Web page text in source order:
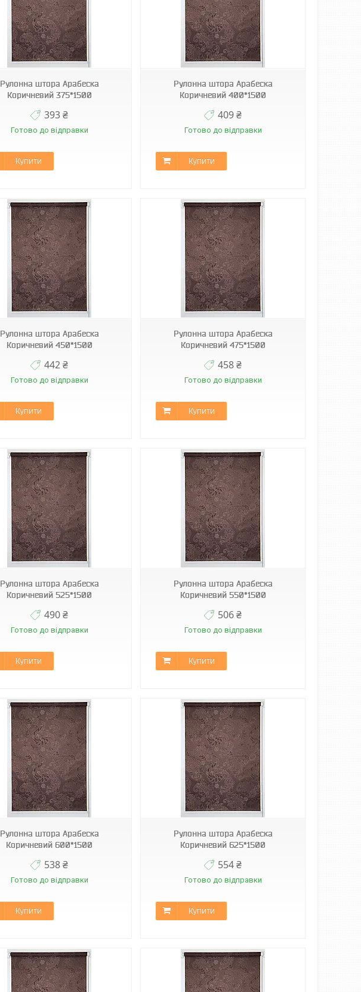
Рулонна штора Арабеска
Коричневий 375*1500
393 ₴
Готово до відправки
Купити
К-2261
Рулонна штора Арабеска
Коричневий 400*1500
409 ₴
Готово до відправки
Купити
Рулонна штора Арабеска
Коричневий 450*1500
442 ₴
Готово до відправки
Купити
К-2261
Рулонна штора Арабеска
Коричневий 475*1500
458 ₴
Готово до відправки
Купити
Рулонна штора Арабеска
Коричневий 525*1500
490 ₴
Готово до відправки
Купити
К-2261
Рулонна штора Арабеска
Коричневий 550*1500
506 ₴
Готово до відправки
Купити
Рулонна штора Арабеска
Коричневий 600*1500
538 ₴
Готово до відправки
Купити
К-2261
Рулонна штора Арабеска
Коричневий 625*1500
554 ₴
Готово до відправки
Купити